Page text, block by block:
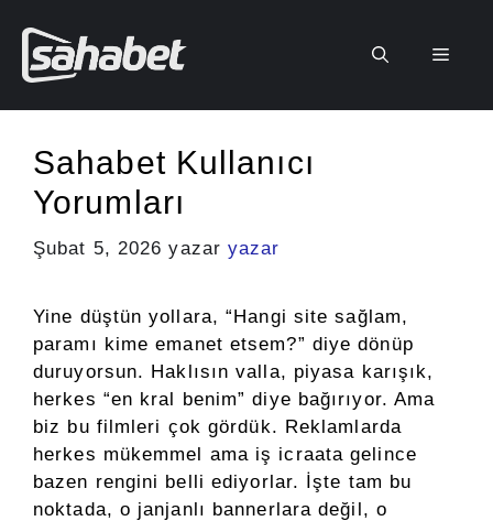
atla
Menü
Sahabet Kullanıcı
Yorumları
Şubat 5, 2026 yazaryazar
Yine düştün yollara, “Hangi site sağlam,
paramı kime emanet etsem?” diye dönüp
duruyorsun. Haklısın valla, piyasa karışık,
herkes “en kral benim” diye bağırıyor. Ama
biz bu filmleri çok gördük. Reklamlarda
herkes mükemmel ama iş icraata gelince
bazen rengini belli ediyorlar. İşte tam bu
noktada, o janjanlı bannerlara değil, o